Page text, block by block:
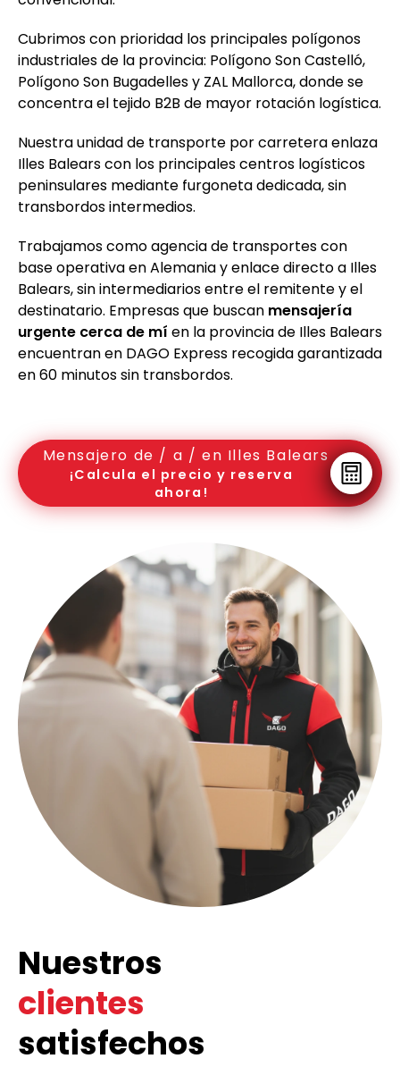
Cubrimos con prioridad los principales polígonos
industriales de la provincia: Polígono Son Castelló,
Polígono Son Bugadelles y ZAL Mallorca, donde se
concentra el tejido B2B de mayor rotación logística.
Nuestra unidad de transporte por carretera enlaza
Illes Balears con los principales centros logísticos
peninsulares mediante furgoneta dedicada, sin
transbordos intermedios.
Trabajamos como agencia de transportes con
base operativa en Alemania y enlace directo a Illes
Balears, sin intermediarios entre el remitente y el
destinatario. Empresas que buscan mensajería
urgente cerca de mí en la provincia de Illes Balears
encuentran en DAGO Express recogida garantizada
en 60 minutos sin transbordos.
Mensajero de / a / en Illes Balears
¡Calcula el precio y reserva
ahora!
Nuestros
clientes
satisfechos